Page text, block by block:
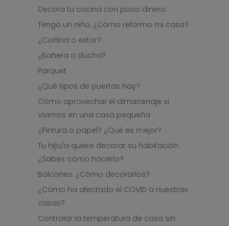
Decora tu cocina con poco dinero
Tengo un niño, ¿Cómo reformo mi casa?
¿Cortina o estor?
¿Bañera o ducha?
Parquet
¿Qué tipos de puertas hay?
Cómo aprovechar el almacenaje si
vivimos en una casa pequeña
¿Pintura o papel? ¿Qué es mejor?
Tu hijo/a quiere decorar su habitación.
¿Sabes cómo hacerlo?
Balcones: ¿Cómo decorarlos?
¿Cómo ha afectado el COVID a nuestras
casas?
Controlar la temperatura de casa sin